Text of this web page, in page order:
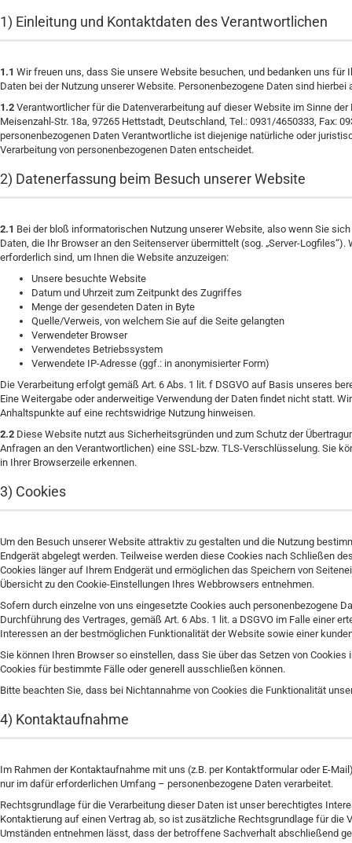
1) Einleitung und Kontaktdaten des Verantwortlichen
1.1 Wir freuen uns, dass Sie unsere Website besuchen, und bedanken uns
Daten bei der Nutzung unserer Website. Personenbezogene Daten sind
1.2 Verantwortlicher für die Datenverarbeitung auf dieser Website im Sinne
Meisenzahl-Str. 18a, 97265 Hettstadt, Deutschland, Tel.: 0931/4650333, Fax:
personenbezogenen Daten Verantwortliche ist diejenige natürliche oder
Verarbeitung von personenbezogenen Daten entscheidet.
2) Datenerfassung beim Besuch unserer Website
2.1 Bei der bloß informatorischen Nutzung unserer Website, also wenn Sie
Daten, die Ihr Browser an den Seitenserver übermittelt (sog. „Server-
erforderlich sind, um Ihnen die Website anzuzeigen:
Unsere besuchte Website
Datum und Uhrzeit zum Zeitpunkt des Zugriffes
Menge der gesendeten Daten in Byte
Quelle/Verweis, von welchem Sie auf die Seite gelangten
Verwendeter Browser
Verwendetes Betriebssystem
Verwendete IP-Adresse (ggf.: in anonymisierter Form)
Die Verarbeitung erfolgt gemäß Art. 6 Abs. 1 lit. f DSGVO auf Basis unseres
Eine Weitergabe oder anderweitige Verwendung der Daten findet nicht statt.
Anhaltspunkte auf eine rechtswidrige Nutzung hinweisen.
2.2 Diese Website nutzt aus Sicherheitsgründen und zum Schutz der
Anfragen an den Verantwortlichen) eine SSL-bzw. TLS-Verschlüsselung. Sie
in Ihrer Browserzeile erkennen.
3) Cookies
Um den Besuch unserer Website attraktiv zu gestalten und die Nutzung
Endgerät abgelegt werden. Teilweise werden diese Cookies nach Schließen
Cookies länger auf Ihrem Endgerät und ermöglichen das Speichern von
Übersicht zu den Cookie-Einstellungen Ihres Webbrowsers entnehmen.
Sofern durch einzelne von uns eingesetzte Cookies auch personenbezogene
Durchführung des Vertrages, gemäß Art. 6 Abs. 1 lit. a DSGVO im Falle einer
Interessen an der bestmöglichen Funktionalität der Website sowie einer
Sie können Ihren Browser so einstellen, dass Sie über das Setzen von
Cookies für bestimmte Fälle oder generell ausschließen können.
Bitte beachten Sie, dass bei Nichtannahme von Cookies die Funktionalität
4) Kontaktaufnahme
Im Rahmen der Kontaktaufnahme mit uns (z.B. per Kontaktformular oder E-
nur im dafür erforderlichen Umfang – personenbezogene Daten verarbeitet.
Rechtsgrundlage für die Verarbeitung dieser Daten ist unser berechtigtes
Kontaktierung auf einen Vertrag ab, so ist zusätzliche Rechtsgrundlage für die
Umständen entnehmen lässt, dass der betroffene Sachverhalt abschließend